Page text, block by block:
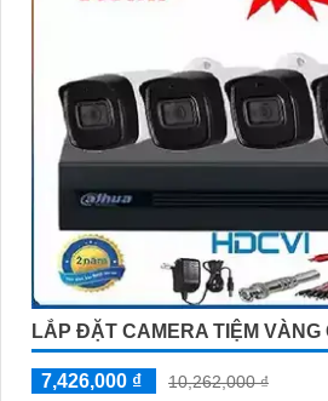
LẮP ĐẶT CAMERA TIỆM VÀNG
7,426,000 ₫
10,262,000 ₫